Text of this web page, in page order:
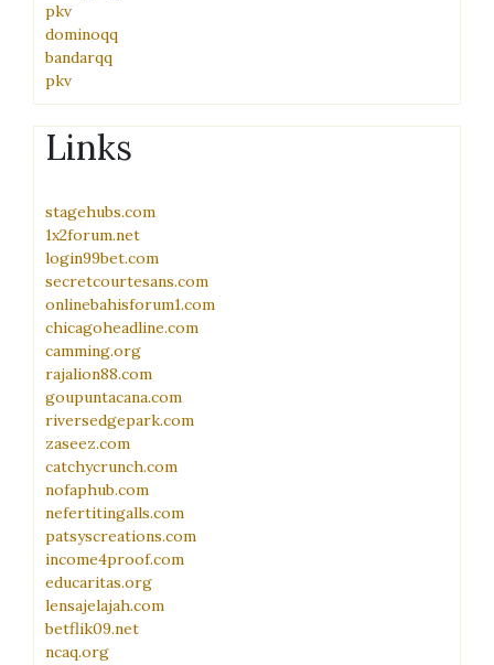
pkv
dominoqq
bandarqq
pkv
Links
stagehubs.com
1x2forum.net
login99bet.com
secretcourtesans.com
onlinebahisforum1.com
chicagoheadline.com
camming.org
rajalion88.com
goupuntacana.com
riversedgepark.com
zaseez.com
catchycrunch.com
nofaphub.com
nefertitingalls.com
patsyscreations.com
income4proof.com
educaritas.org
lensajelajah.com
betflik09.net
ncaq.org